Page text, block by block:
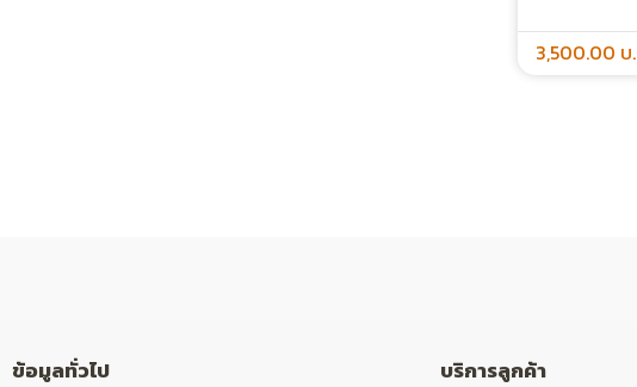
3,500.00 บ.
ข้อมูลทั่วไป บริการลูกค้า